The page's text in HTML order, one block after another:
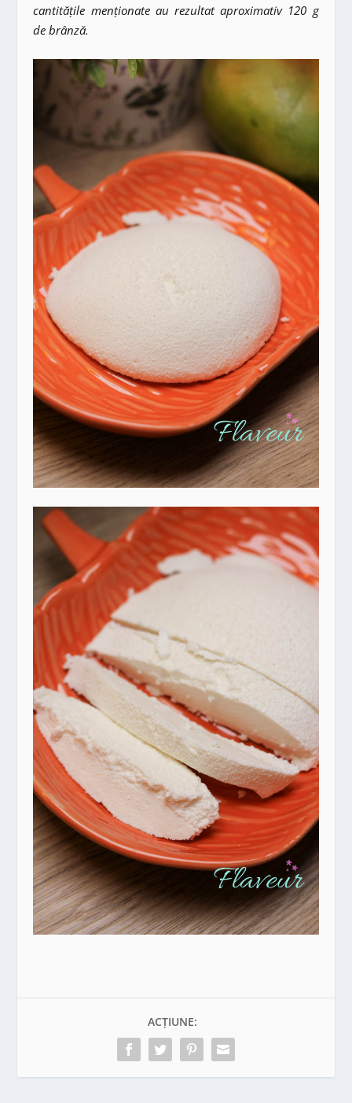
cantitățile menționate au rezultat aproximativ 120 g
de brânză.
ACȚIUNE: